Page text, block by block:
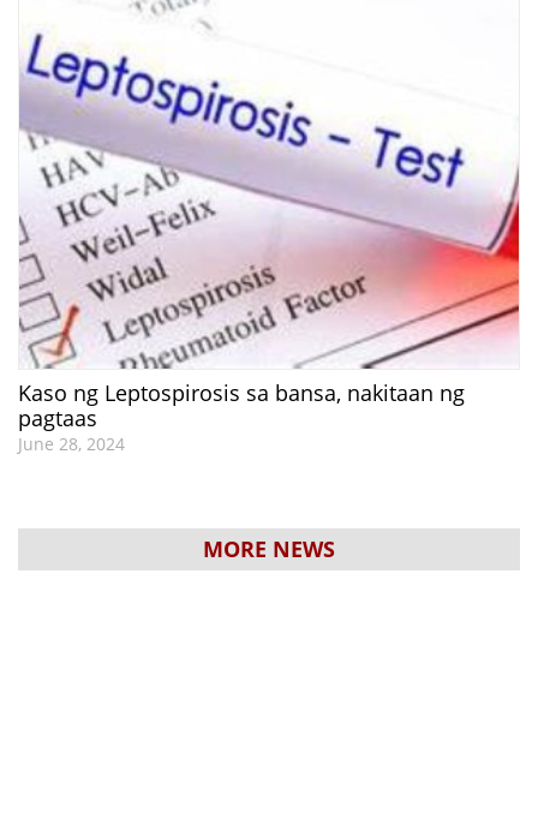
Kaso ng Leptospirosis sa bansa, nakitaan ng
pagtaas
June 28, 2024
MORE NEWS